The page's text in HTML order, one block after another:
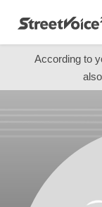
According to